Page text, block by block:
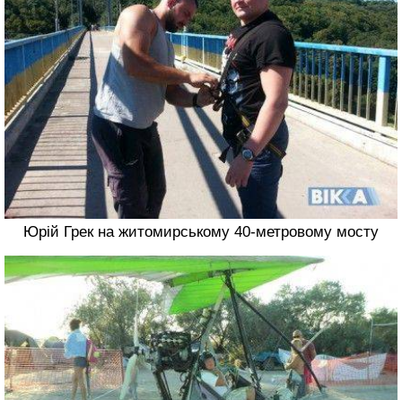
Юрій Грек на житомирському 40-метровому мосту